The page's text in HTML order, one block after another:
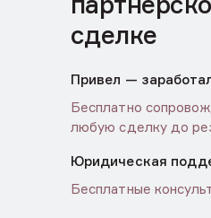
сделке
Привел —
Бесплатно
любую сделку до
Юридическая
Бесплатные